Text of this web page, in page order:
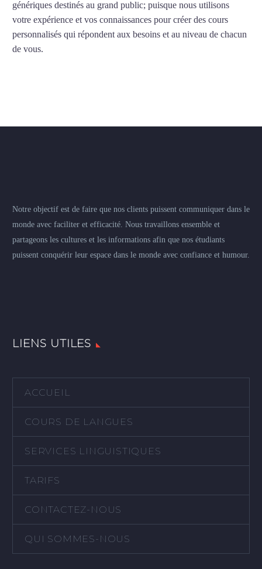
génériques destinés au grand public; puisque nous utilisons
votre expérience et vos connaissances pour créer des cours
personnalisés qui répondent aux besoins et au niveau de chacun
de vous.
Notre objectif est de faire que nos clients puissent communiquer dans le
monde avec faciliter et efficacité. Nous travaillons ensemble et
partageons les cultures et les informations afin que nos étudiants
puissent conquérir leur espace dans le monde avec confiance et humour.
LIENS UTILES
ACCUEIL
COURS DE LANGUES
SERVICES LINGUISTIQUES
TARIFS
CONTACTEZ-NOUS
QUI SOMMES-NOUS